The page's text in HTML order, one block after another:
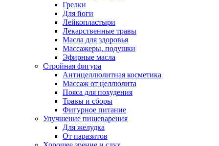
Грелки
Для йоги
Лейкопластыри
Лекарственные травы
Масла для здоровья
Массажеры, подушки
Эфирные масла
Стройная фигура
Антицеллюлитная косметика
Массаж от целлюлита
Пояса для похудения
Травы и сборы
Фигурное питание
Улучшение пищеварения
Для желудка
От паразитов